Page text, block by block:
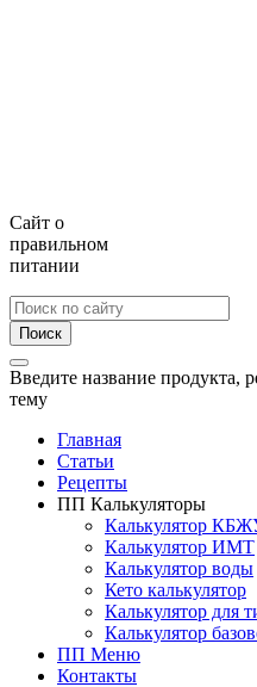
Сайт о
правильном
питании
Поиск
Введите название продукта,
тему
Главная
Статьи
Рецепты
ПП Калькуляторы
Калькулятор
Калькулятор ИМТ
Калькулятор воды
Кето калькулятор
Калькулятор для
Калькулятор
ПП Меню
Контакты